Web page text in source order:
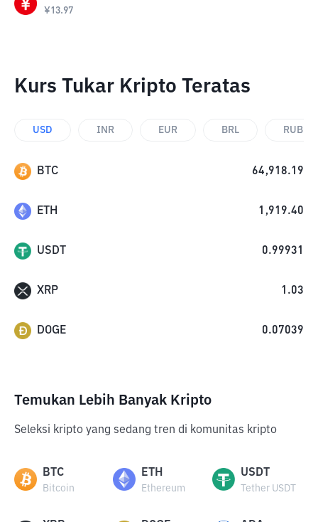
¥13.97
Kurs Tukar Kripto Teratas
USD INR EUR BRL RUB
BTC 64,918.19
ETH 1,919.40
USDT 0.99931
XRP 1.03
DOGE 0.07039
Temukan Lebih Banyak Kripto
Seleksi kripto yang sedang tren di komunitas kripto
BTC
Bitcoin
ETH
Ethereum
USDT
Tether USDT